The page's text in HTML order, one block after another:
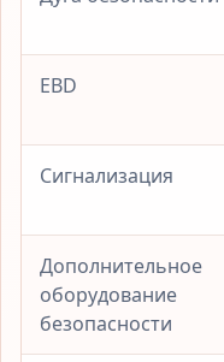
EBD
Сигнализация
Дополнительное
оборудование
безопасности